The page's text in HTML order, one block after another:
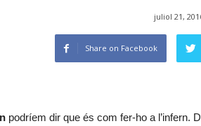
juliol 21,
Share on Facebook
podríem dir que és com fer-ho a l’infern.